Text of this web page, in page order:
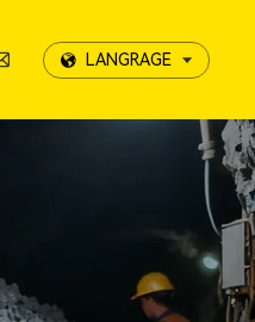
LANGRAGE
LANGRAGE